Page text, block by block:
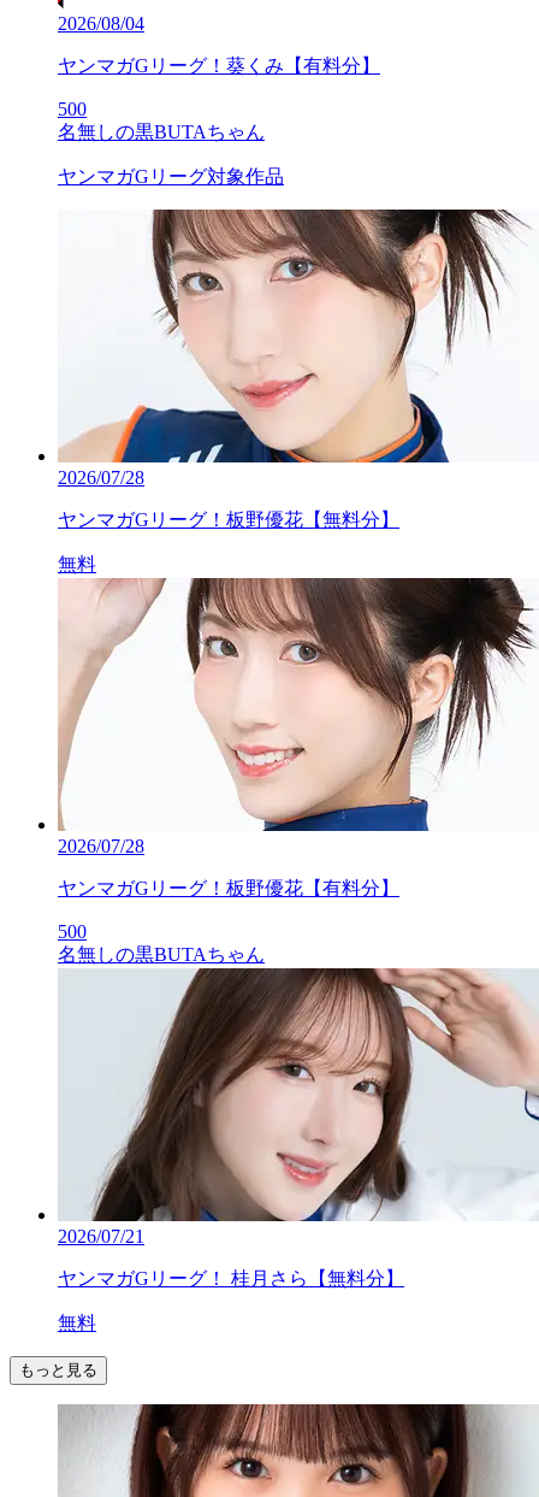
2026/08/04
ヤンマガGリーグ！葵くみ【有料分】
500
名無しの黒BUTAちゃん
ヤンマガGリーグ対象作品
2026/07/28
ヤンマガGリーグ！板野優花【無料分】
無料
2026/07/28
ヤンマガGリーグ！板野優花【有料分】
500
名無しの黒BUTAちゃん
2026/07/21
ヤンマガGリーグ！ 桂月さら【無料分】
無料
もっと見る